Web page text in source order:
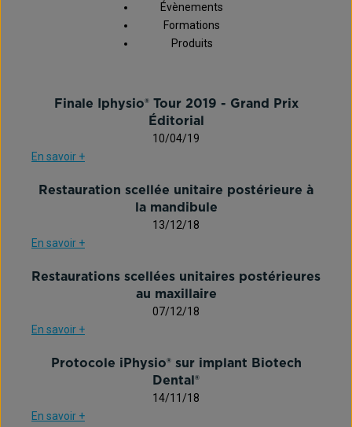
Finale Iphysio® Tour 2019 - Grand Prix
Éditorial
10/04/19
En savoir +
Restauration scellée unitaire postérieure à
la mandibule
13/12/18
En savoir +
Restaurations scellées unitaires postérieures
au maxillaire
07/12/18
En savoir +
Protocole iPhysio® sur implant Biotech
Dental®
14/11/18
En savoir +
Évènements
Formations
Produits